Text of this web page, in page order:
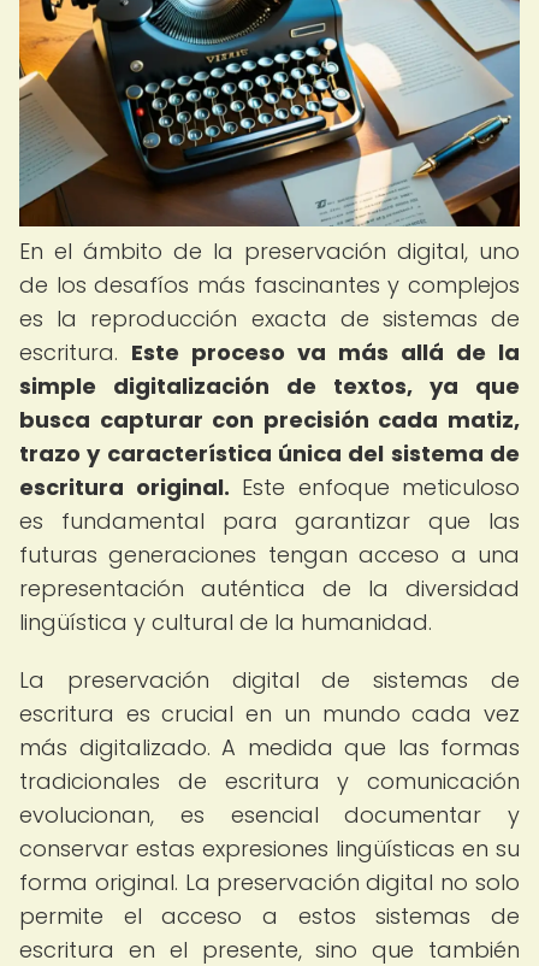
En el ámbito de la preservación digital, uno
de los desafíos más fascinantes y complejos
es la reproducción exacta de sistemas de
escritura. Este proceso va más allá de la
simple digitalización de textos, ya que
busca capturar con precisión cada matiz,
trazo y característica única del sistema de
escritura original. Este enfoque meticuloso
es fundamental para garantizar que las
futuras generaciones tengan acceso a una
representación auténtica de la diversidad
lingüística y cultural de la humanidad.
La preservación digital de sistemas de
escritura es crucial en un mundo cada vez
más digitalizado. A medida que las formas
tradicionales de escritura y comunicación
evolucionan, es esencial documentar y
conservar estas expresiones lingüísticas en su
forma original. La preservación digital no solo
permite el acceso a estos sistemas de
escritura en el presente, sino que también